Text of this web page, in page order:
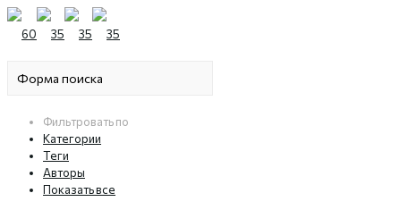
Фильтровать по
Категории
Теги
Авторы
Показать все